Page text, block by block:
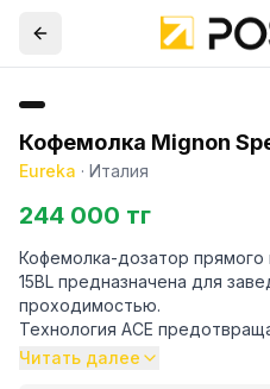
Кофемолка Mignon
Eureka · Италия
244 000 тг
Кофемолка-дозатор прямого
15BL предназначена для
проходимостью.
Технология ACE
молотого кофе.
Читать далее